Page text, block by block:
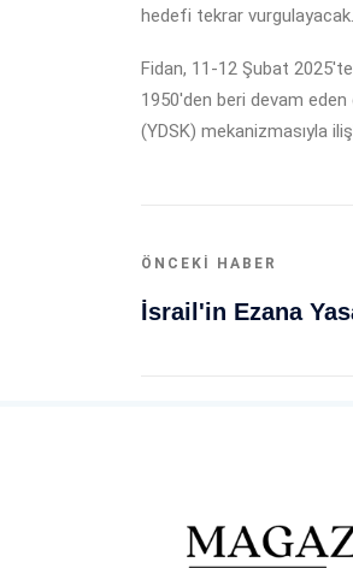
hedefi tekrar vurgulayacak.
Fidan, 11-12 Şubat
1950'den beri devam
(YDSK) mekanizmasıyla
ÖNCEKI HABER